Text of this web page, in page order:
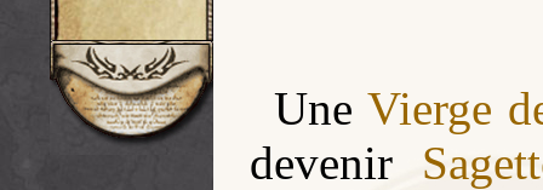
Une Vierge
devenir